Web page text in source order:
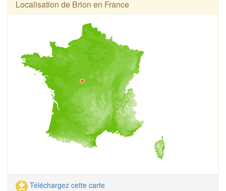
Localisation de Brion en France
Téléchargez cette carte